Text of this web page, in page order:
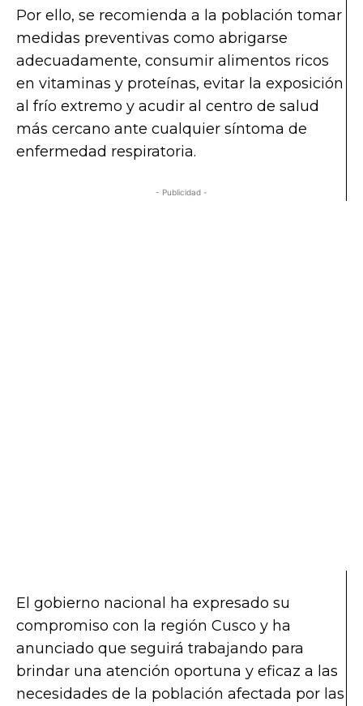
Por ello, se recomienda a la población tomar
medidas preventivas como abrigarse
adecuadamente, consumir alimentos ricos
en vitaminas y proteínas, evitar la exposición
al frío extremo y acudir al centro de salud
más cercano ante cualquier síntoma de
enfermedad respiratoria.
- Publicidad -
El gobierno nacional ha expresado su
compromiso con la región Cusco y ha
anunciado que seguirá trabajando para
brindar una atención oportuna y eficaz a las
necesidades de la población afectada por las